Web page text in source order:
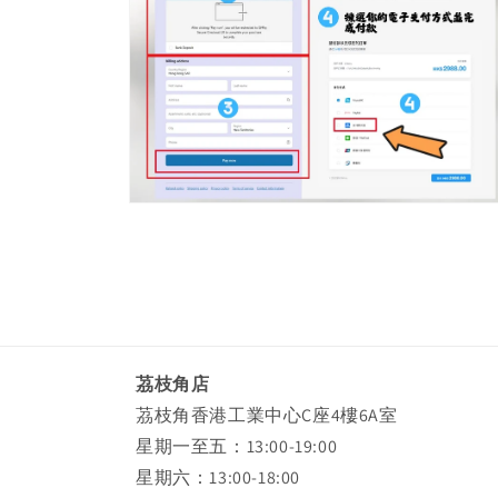
茘枝角店
茘枝角香港工業中心C座4樓6A室
星期一至五：13:00-19:00
星期六：13:00-18:00